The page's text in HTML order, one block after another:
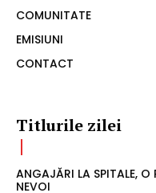
COMUNITATE
EMISIUNI
CONTACT
Titlurile zilei
ANGAJĂRI LA SPITALE,
NEVOI